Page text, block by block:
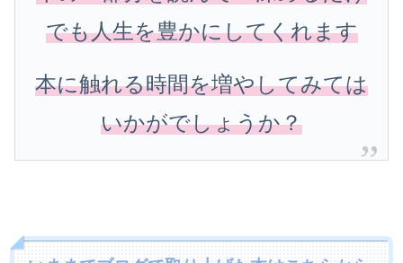
でも人生を豊かにしてくれます
本に触れる時間を増やしてみては
いかがでしょうか？